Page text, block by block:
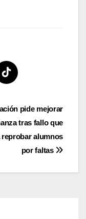
pide mejorar
tras fallo que
reprobar alumnos
por faltas